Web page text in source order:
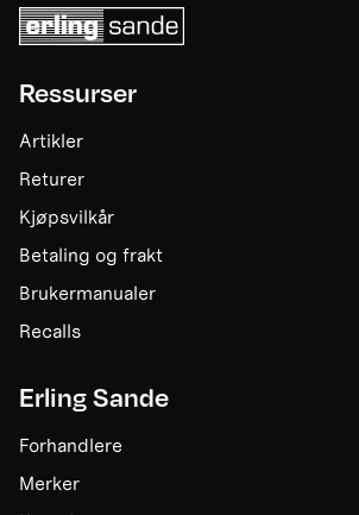
Ressurser
Artikler
Returer
Kjøpsvilkår
Betaling og frakt
Brukermanualer
Recalls
Erling Sande
Forhandlere
Merker